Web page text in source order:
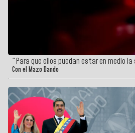
"Para que ellos puedan estar en medio
Con el Mazo Dando